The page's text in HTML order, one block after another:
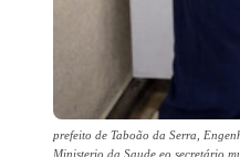
prefeito de Taboão da Serra,
Ministerio da Saude eo secretário